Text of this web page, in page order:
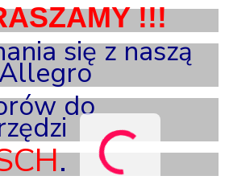
!!!
się z naszą
do
.